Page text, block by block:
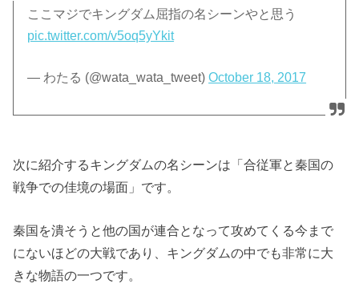
ここマジでキングダム屈指の名シーンやと思う
pic.twitter.com/v5oq5yYkit
— わたる (@wata_wata_tweet)October 18, 2017
次に紹介するキングダムの名シーンは「合従軍と秦国の
戦争での佳境の場面」です。
秦国を潰そうと他の国が連合となって攻めてくる今まで
にないほどの大戦であり、キングダムの中でも非常に大
きな物語の一つです。